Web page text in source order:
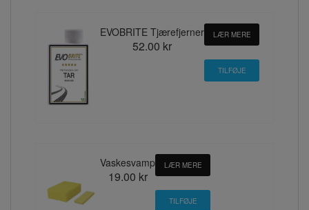
EVOBRITE Tjærefjerner
52.00 kr
LÆR MERE
Vaskesvamp
19.00 kr
LÆR MERE